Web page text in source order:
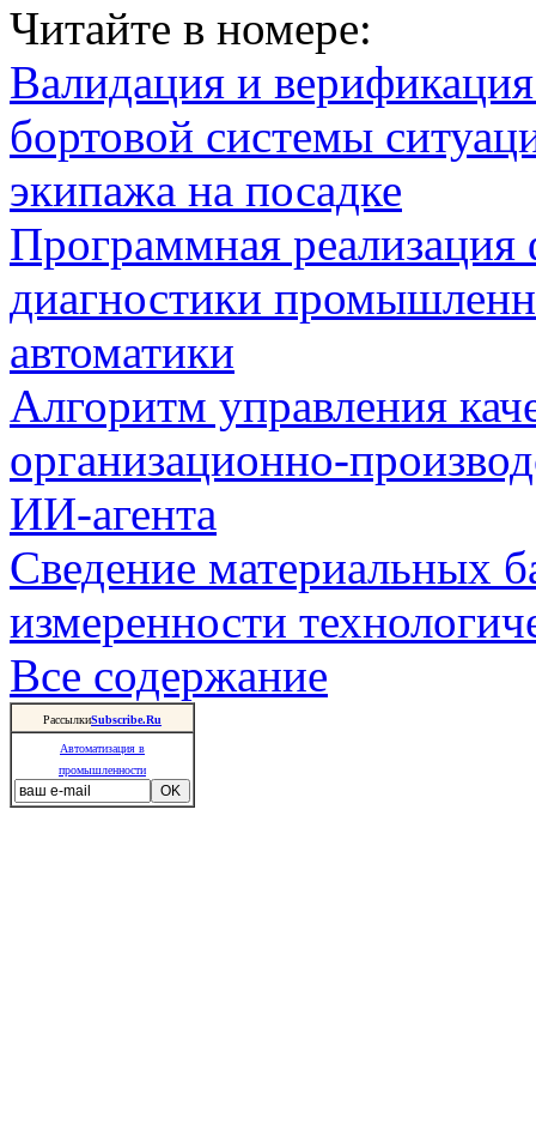
Читайте в номере:
Валидация и
бортовой системы
экипажа на посадке
Программная
диагностики
автоматики
Алгоритм управления
организационно-
ИИ-агента
Сведение материальных
измеренности
Все содержание
РассылкиSubscribe.Ru
Автоматизация в
промышленности